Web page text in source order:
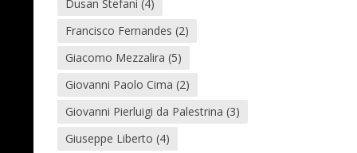
Dusan Stefani (4)
Francisco Fernandes (2)
Giacomo Mezzalira (5)
Giovanni Paolo Cima (2)
Giovanni Pierluigi da Palestrina (3)
Giuseppe Liberto (4)